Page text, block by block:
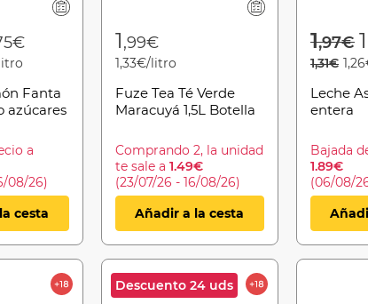
from
Fanta
azúcares
a
08/26)
cesta
1,99€
1,33€/litro
Fuze Tea Té Verde
Maracuyá 1,5L Botella
Comprando 2, la unidad
te sale a 1.49€
(23/07/26 - 16/08/26)
Añadir a la cesta
1,97€ 1
1,31€
Leche
entera
Bajada
1.89€
(06/08/
Descuento 24 uds